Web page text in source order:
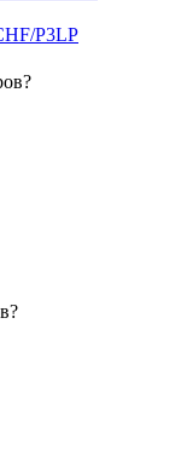
P3LP